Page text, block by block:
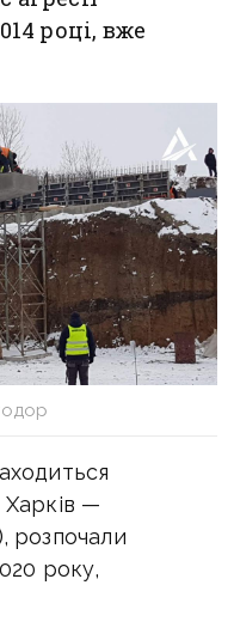
році, вже
—
розпочали
року,